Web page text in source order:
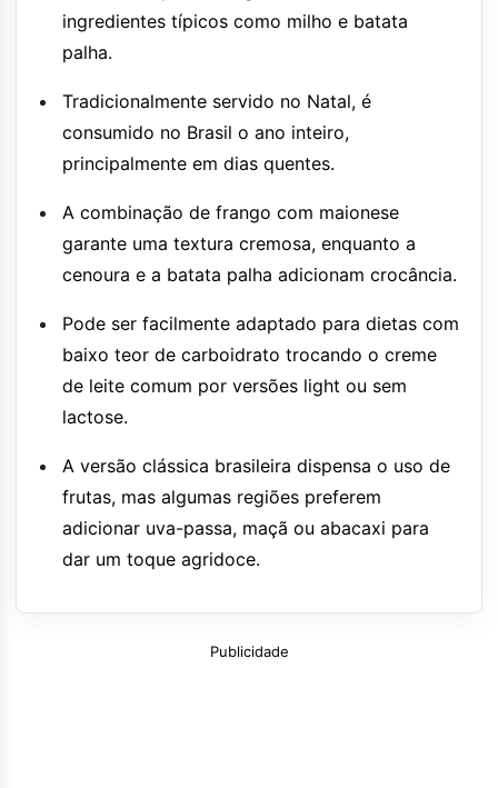
ingredientes típicos como milho e batata
palha.
Tradicionalmente servido no Natal, é
consumido no Brasil o ano inteiro,
principalmente em dias quentes.
A combinação de frango com maionese
garante uma textura cremosa, enquanto a
cenoura e a batata palha adicionam crocância.
Pode ser facilmente adaptado para dietas com
baixo teor de carboidrato trocando o creme
de leite comum por versões light ou sem
lactose.
A versão clássica brasileira dispensa o uso de
frutas, mas algumas regiões preferem
adicionar uva-passa, maçã ou abacaxi para
dar um toque agridoce.
Publicidade